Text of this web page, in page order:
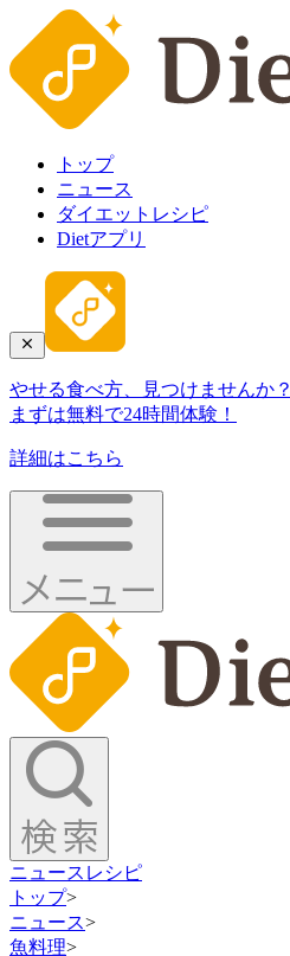
トップ
ニュース
ダイエットレシピ
Dietアプリ
やせる食べ方、見つけませんか？
まずは無料で24時間体験！
詳細はこちら
ニュース レシピ
トップ>
ニュース>
魚料理>